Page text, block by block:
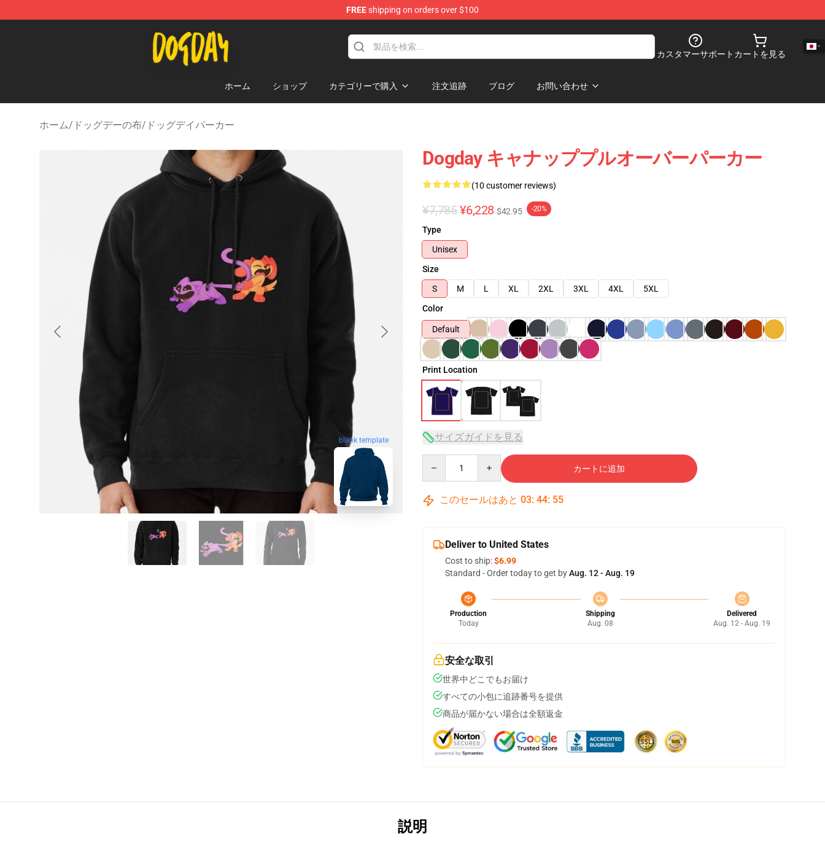
FREEshipping on orders over $100
DogDay Store - Official DogDay Merchandise Shop
カスタマーサポート カートを見る
ホーム ショップ カテゴリーで購入 注文追跡 ブログ お問い合わせ
ホーム/ ドッグデーの布/ ドッグデイパーカー
blank template
Dogday キャナッププルオーバーパーカー
(10 customer reviews)
¥7,785 ¥6,228 $42.95 -20%
Type
Unisex
Size
S
M L XL 2XL 3XL 4XL
5XL
Color
Default
Print Location
サイズガイドを見る
カートに追加
このセールはあと 03: 44: 54
Deliver to United States
Cost to ship:$6.99
Standard - Order today to get byAug. 12 - Aug. 19
Production
Today
Shipping
Aug. 08
Delivered
Aug. 12 - Aug. 19
安全な取引
世界中どこでもお届け
すべての小包に追跡番号を提供
商品が届かない場合は全額返金
説明